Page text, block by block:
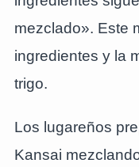
mezclado». Este
ingredientes y la
trigo.
Los lugareños
Kansai